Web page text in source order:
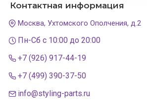
Контактная информация
Москва, Ухтомского Ополчения, д.2
Пн-Сб с 10:00 до 20:00
+7 (926) 917-44-19
+7 (499) 390-37-50
info@styling-parts.ru